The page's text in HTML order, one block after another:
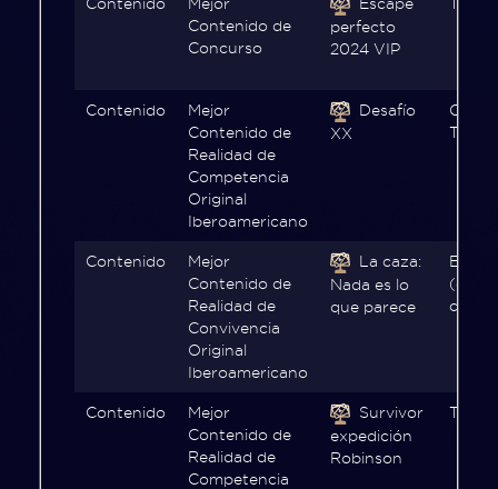
Contenido de
Concurso
perfecto
2024 VIP
Contenido
Mejor
Contenido de
Realidad de
Competencia
Original
Iberoamericano
Desafío
XX
Contenido
Mejor
Contenido de
Realidad de
Convivencia
Original
Iberoamericano
La caza:
Nada es lo
que parece
Contenido
Mejor
Contenido de
Realidad de
Competencia
Survivor
expedición
Robinson